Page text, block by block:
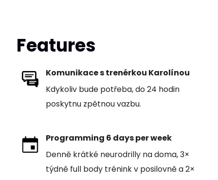
Features
Komunikace s trenérkou Karolínou
Kdykoliv bude potřeba, do 24 hodin
poskytnu zpětnou vazbu.
Programming 6 days per week
Denně krátké neurodrilly na doma, 3×
týdně full body trénink v posilovně a 2×